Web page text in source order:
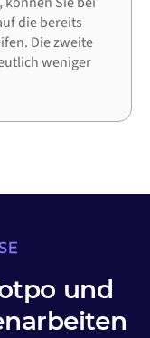
die bereits
Die zweite
weniger
und